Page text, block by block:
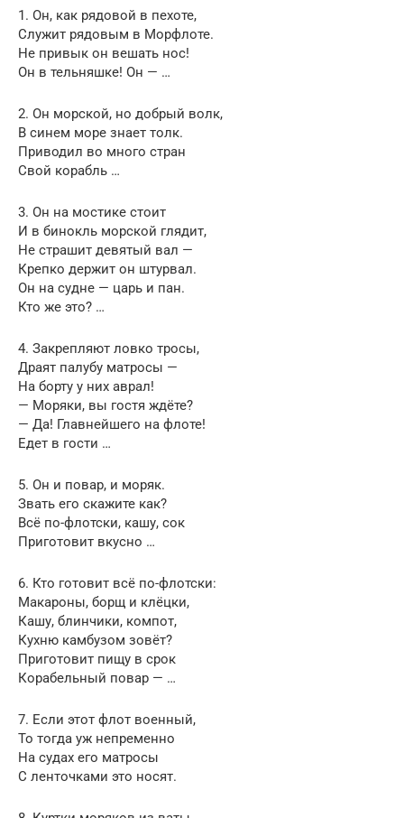
1. Он, как рядовой в пехоте,
Служит рядовым в Морфлоте.
Не привык он вешать нос!
Он в тельняшке! Он — …
2. Он морской, но добрый волк,
В синем море знает толк.
Приводил во много стран
Свой корабль …
3. Он на мостике стоит
И в бинокль морской глядит,
Не страшит девятый вал —
Крепко держит он штурвал.
Он на судне — царь и пан.
Кто же это? …
4. Закрепляют ловко тросы,
Драят палубу матросы —
На борту у них аврал!
— Моряки, вы гостя ждёте?
— Да! Главнейшего на флоте!
Едет в гости …
5. Он и повар, и моряк.
Звать его скажите как?
Всё по-флотски, кашу, сок
Приготовит вкусно …
6. Кто готовит всё по-флотски:
Макароны, борщ и клёцки,
Кашу, блинчики, компот,
Кухню камбузом зовёт?
Приготовит пищу в срок
Корабельный повар — …
7. Если этот флот военный,
То тогда уж непременно
На судах его матросы
С ленточками это носят.